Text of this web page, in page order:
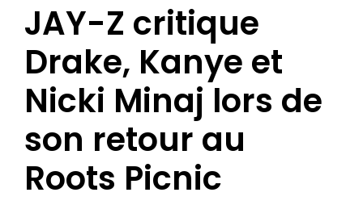
JAY-Z critique
Drake, Kanye et
Nicki Minaj lors de
son retour au
Roots Picnic